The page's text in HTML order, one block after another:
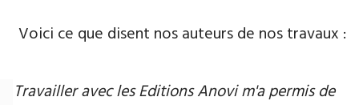
Voici ce que disent nos auteurs de nos travaux :
Travailler avec les Editions Anovi m'a permis de